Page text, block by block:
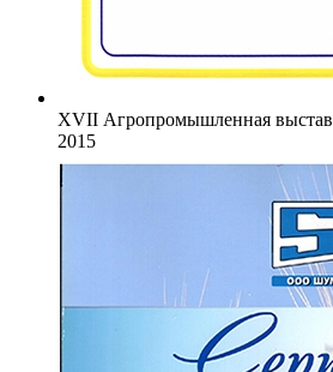
XVII Агропромышленная
2015